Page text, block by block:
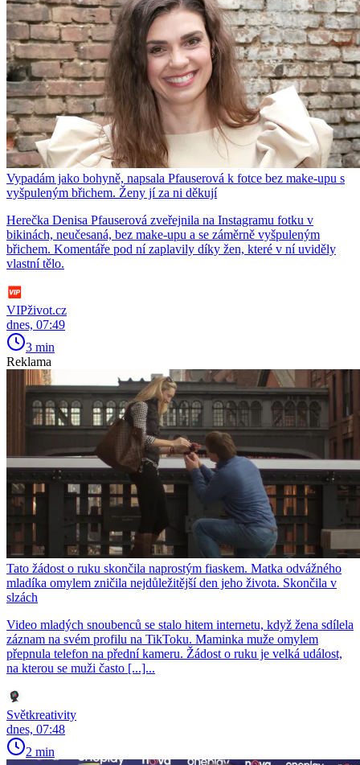
Vypadám jako bohyně, napsala Pfauserová k fotce bez make-upu s
vyšpuleným břichem. Ženy jí za ni děkují
Herečka Denisa Pfauserová zveřejnila na Instagramu fotku v
bikinách, neučesaná, bez make-upu a se záměrně vyšpuleným
břichem. Komentáře pod ní zaplavily díky žen, které v ní uviděly
vlastní tělo.
VIPživot.cz
dnes, 07:49
3 min
Reklama
Tato žádost o ruku skončila naprostým fiaskem. Matka odvážného
mladíka omylem zničila nejdůležitější den jeho života. Skončila v
slzách
Video mladých snoubenců se stalo hitem internetu, když žena sdílela
záznam na svém profilu na TikToku. Maminka muže omylem
přepnula telefon na přední kameru. Žádost o ruku je velká událost,
na kterou se muži často [...]...
Světkreativity
dnes, 07:48
2 min